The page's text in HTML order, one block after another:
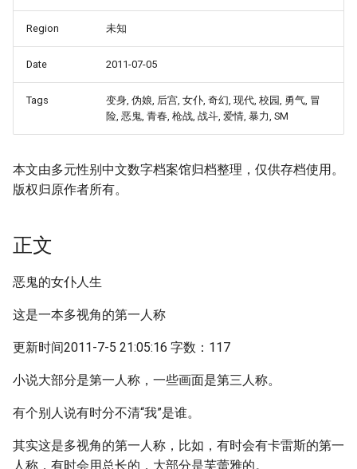
Region 未知
Date 2011-07-05
Tags
变身, 伪娘, 后宫, 女仆, 奇幻, 现代, 校园, 勇气, 冒
险, 恶鬼, 青春, 枪战, 战斗, 爱情, 暴力, SM
本文由多元性别中文数字档案馆归档整理，仅供存档使用。
版权归原作者所有。
正文
恶鬼的女仆人生
这是一本多视角的第一人称
更新时间2011-7-5 21:05:16 字数：117
小说大部分是第一人称，一些画面是第三人称。
有个别人说有时分不清“我”是谁。
其实这是多视角的第一人称，比如，有时会有卡雷斯的第一
人称，有时会用总长的，大部分是芙蕾雅的。